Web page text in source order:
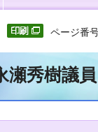
ページ番
秀樹議員